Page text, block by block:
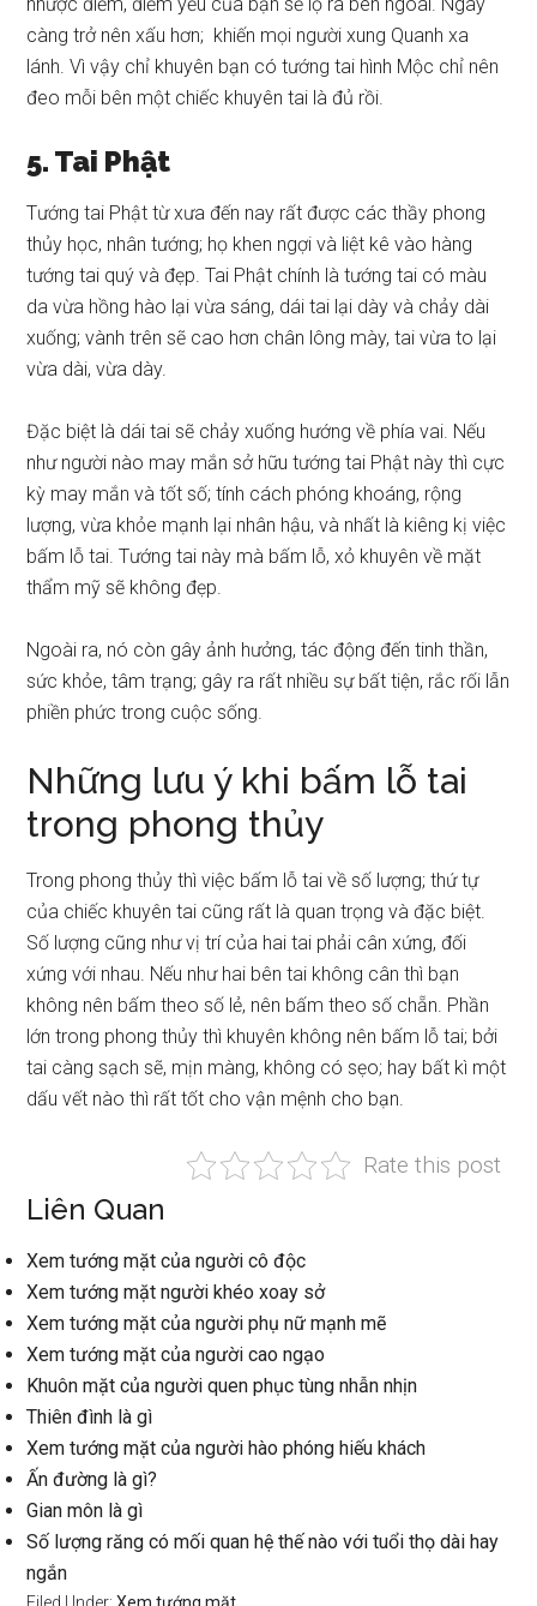
càng trở nên xấu hơn; khiến mọi người xung Quanh xa
lánh. Vì vậy chỉ khuyên bạn có tướng tai hình Mộc chỉ nên
đeo mỗi bên một chiếc khuyên tai là đủ rồi.
5. Tai Phật
Tướng tai Phật từ xưa đến nay rất được các thầy phong
thủy học, nhân tướng; họ khen ngợi và liệt kê vào hàng
tướng tai quý và đẹp. Tai Phật chính là tướng tai có màu
da vừa hồng hào lại vừa sáng, dái tai lại dày và chảy dài
xuống; vành trên sẽ cao hơn chân lông mày, tai vừa to lại
vừa dài, vừa dày.
Đặc biệt là dái tai sẽ chảy xuống hướng về phía vai. Nếu
như người nào may mắn sở hữu tướng tai Phật này thì cực
kỳ may mắn và tốt số; tính cách phóng khoáng, rộng
lượng, vừa khỏe mạnh lại nhân hậu, và nhất là kiêng kị việc
bấm lỗ tai. Tướng tai này mà bấm lỗ, xỏ khuyên về mặt
thẩm mỹ sẽ không đẹp.
Ngoài ra, nó còn gây ảnh hưởng, tác động đến tinh thần,
sức khỏe, tâm trạng; gây ra rất nhiều sự bất tiện, rắc rối lẫn
phiền phức trong cuộc sống.
Những lưu ý khi bấm lỗ tai
trong phong thủy
Trong phong thủy thì việc bấm lỗ tai về số lượng; thứ tự
của chiếc khuyên tai cũng rất là quan trọng và đặc biệt.
Số lượng cũng như vị trí của hai tai phải cân xứng, đối
xứng với nhau. Nếu như hai bên tai không cân thì bạn
không nên bấm theo số lẻ, nên bấm theo số chẵn. Phần
lớn trong phong thủy thì khuyên không nên bấm lỗ tai; bởi
tai càng sạch sẽ, mịn màng, không có sẹo; hay bất kì một
dấu vết nào thì rất tốt cho vận mệnh cho bạn.
Rate this post
Liên Quan
Xem tướng mặt của người cô độc
Xem tướng mặt người khéo xoay sở
Xem tướng mặt của người phụ nữ mạnh mẽ
Xem tướng mặt của người cao ngạo
Khuôn mặt của người quen phục tùng nhẫn nhịn
Thiên đình là gì
Xem tướng mặt của người hào phóng hiếu khách
Ấn đường là gì?
Gian môn là gì
Số lượng răng có mối quan hệ thế nào với tuổi thọ dài hay
ngắn